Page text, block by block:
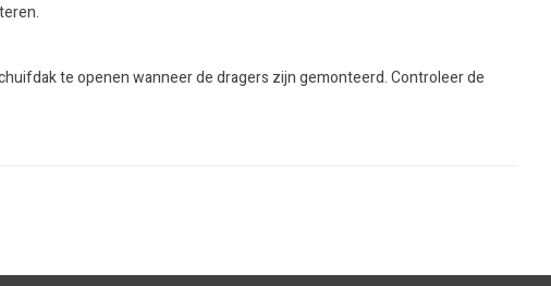
te openen wanneer de dragers zijn gemonteerd. Controleer de